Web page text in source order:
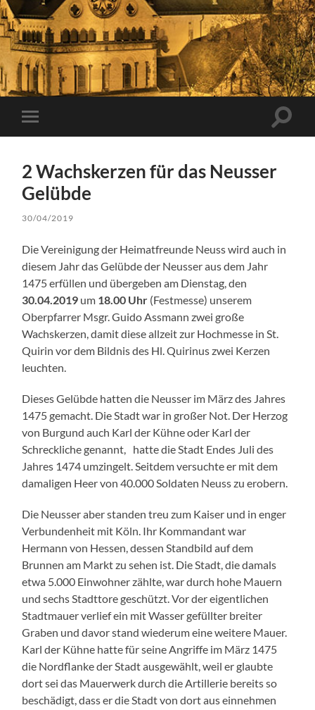
Mobile-
Menü
2 Wachskerzen für das Neusser
Gelübde
30/04/2019
Die Vereinigung der Heimatfreunde Neuss wird auch in
diesem Jahr das Gelübde der Neusser aus dem Jahr
1475 erfüllen und übergeben am Dienstag, den
30.04.2019 um 18.00 Uhr (Festmesse) unserem
Oberpfarrer Msgr. Guido Assmann zwei große
Wachskerzen, damit diese allzeit zur Hochmesse in St.
Quirin vor dem Bildnis des Hl. Quirinus zwei Kerzen
leuchten.
Dieses Gelübde hatten die Neusser im März des Jahres
1475 gemacht. Die Stadt war in großer Not. Der Herzog
von Burgund auch Karl der Kühne oder Karl der
Schreckliche genannt, hatte die Stadt Endes Juli des
Jahres 1474 umzingelt. Seitdem versuchte er mit dem
damaligen Heer von 40.000 Soldaten Neuss zu erobern.
Die Neusser aber standen treu zum Kaiser und in enger
Verbundenheit mit Köln. Ihr Kommandant war
Hermann von Hessen, dessen Standbild auf dem
Brunnen am Markt zu sehen ist. Die Stadt, die damals
etwa 5.000 Einwohner zählte, war durch hohe Mauern
und sechs Stadttore geschützt. Vor der eigentlichen
Stadtmauer verlief ein mit Wasser gefüllter breiter
Graben und davor stand wiederum eine weitere Mauer.
Karl der Kühne hatte für seine Angriffe im März 1475
die Nordflanke der Stadt ausgewählt, weil er glaubte
dort sei das Mauerwerk durch die Artillerie bereits so
beschädigt, dass er die Stadt von dort aus einnehmen